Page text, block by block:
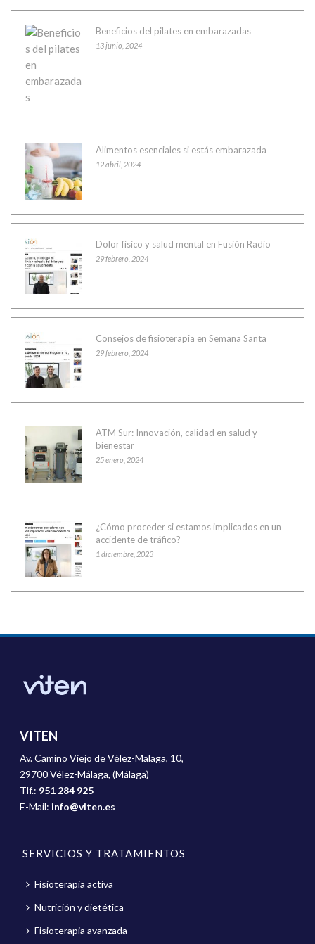
Beneficios del pilates en embarazadas
13 junio, 2024
Alimentos esenciales si estás embarazada
12 abril, 2024
Dolor físico y salud mental en Fusión Radio
29 febrero, 2024
Consejos de fisioterapia en Semana Santa
29 febrero, 2024
ATM Sur: Innovación, calidad en salud y
bienestar
25 enero, 2024
¿Cómo proceder si estamos implicados en un
accidente de tráfico?
1 diciembre, 2023
VITEN
Av. Camino Viejo de Vélez-Malaga, 10,
29700 Vélez-Málaga, (Málaga)
Tlf.: 951 284 925
E-Mail: info@viten.es
SERVICIOS Y TRATAMIENTOS
Fisioterapia activa
Nutrición y dietética
Fisioterapia avanzada